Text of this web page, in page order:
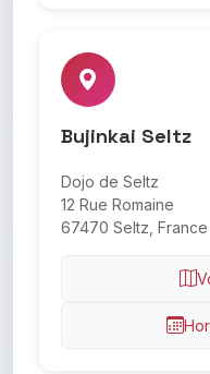
Bujinkai Seltz
Dojo de Seltz
12 Rue Romaine
67470 Seltz, France